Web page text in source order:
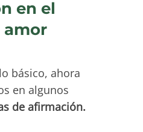
en el
amor
básico, ahora
en algunos
de afirmación.